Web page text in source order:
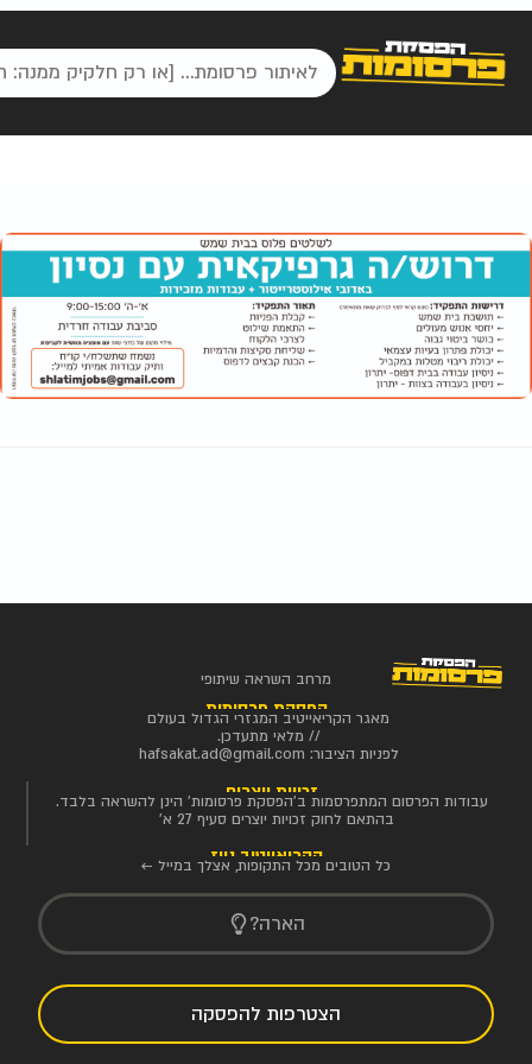
מרחב השראה שיתופי
הפסקת פרסומות
מאגר הקריאייטיב המגזרי הגדול בעולם
// מלאי מתעדכן.
לפניות הציבור: hafsakat.ad@gmail.com
זכויות יוצרים
עבודות הפרסום המתפרסמות ב'הפסקת פרסומות' הינן להשראה בלבד.
בהתאם לחוק זכויות יוצרים סעיף 27 א'
הקריאייטיב ניוז
כל הטובים מכל התקופות, אצלך במייל ←
הארה?
הצטרפות להפסקה